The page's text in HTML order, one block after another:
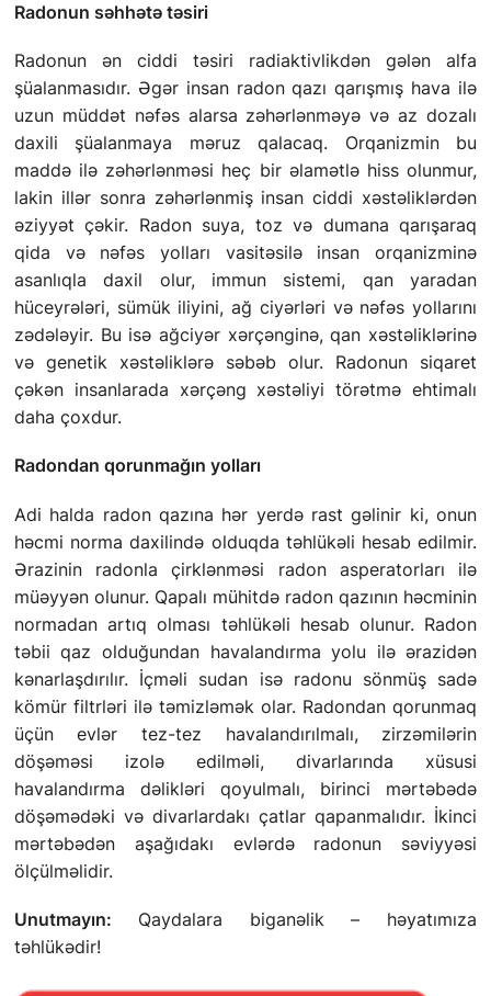
Radonun səhhətə təsiri
Radonun ən ciddi təsiri radiaktivlikdən gələn alfa
şüalanmasıdır. Əgər insan radon qazı qarışmış hava ilə
uzun müddət nəfəs alarsa zəhərlənməyə və az dozalı
daxili şüalanmaya məruz qalacaq. Orqanizmin bu
maddə ilə zəhərlənməsi heç bir əlamətlə hiss olunmur,
lakin illər sonra zəhərlənmiş insan ciddi xəstəliklərdən
əziyyət çəkir. Radon suya, toz və dumana qarışaraq
qida və nəfəs yolları vasitəsilə insan orqanizminə
asanlıqla daxil olur, immun sistemi, qan yaradan
hüceyrələri, sümük iliyini, ağ ciyərləri və nəfəs yollarını
zədələyir. Bu isə ağciyər xərçənginə, qan xəstəliklərinə
və genetik xəstəliklərə səbəb olur. Radonun siqaret
çəkən insanlarada xərçəng xəstəliyi törətmə ehtimalı
daha çoxdur.
Radondan qorunmağın yolları
Adi halda radon qazına hər yerdə rast gəlinir ki, onun
həcmi norma daxilində olduqda təhlükəli hesab edilmir.
Ərazinin radonla çirklənməsi radon asperatorları ilə
müəyyən olunur. Qapalı mühitdə radon qazının həcminin
normadan artıq olması təhlükəli hesab olunur. Radon
təbii qaz olduğundan havalandırma yolu ilə ərazidən
kənarlaşdırılır. İçməli sudan isə radonu sönmüş sadə
kömür filtrləri ilə təmizləmək olar. Radondan qorunmaq
üçün evlər tez-tez havalandırılmalı, zirzəmilərin
döşəməsi izolə edilməli, divarlarında xüsusi
havalandırma dəlikləri qoyulmalı, birinci mərtəbədə
döşəmədəki və divarlardakı çatlar qapanmalıdır. İkinci
mərtəbədən aşağıdakı evlərdə radonun səviyyəsi
ölçülməlidir.
Unutmayın: Qaydalara biganəlik – həyatımıza
təhlükədir!